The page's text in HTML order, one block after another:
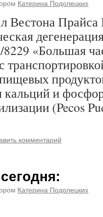
Катерина Подолецких
Вестона Прайса
8229 «Большая
кальций и
(Pecos
комментарий
Катерина Подолецких